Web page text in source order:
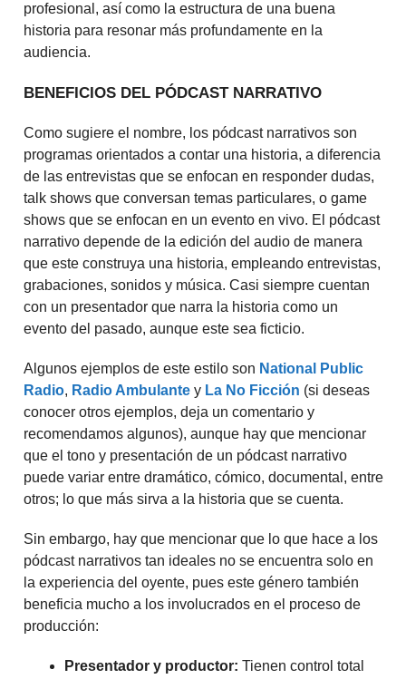
profesional, así como la estructura de una buena
historia para resonar más profundamente en la
audiencia.
BENEFICIOS DEL PÓDCAST NARRATIVO
Como sugiere el nombre, los pódcast narrativos son
programas orientados a contar una historia, a diferencia
de las entrevistas que se enfocan en responder dudas,
talk shows que conversan temas particulares, o game
shows que se enfocan en un evento en vivo. El pódcast
narrativo depende de la edición del audio de manera
que este construya una historia, empleando entrevistas,
grabaciones, sonidos y música. Casi siempre cuentan
con un presentador que narra la historia como un
evento del pasado, aunque este sea ficticio.
Algunos ejemplos de este estilo son National Public
Radio, Radio AmbulanteyLa No Ficción (si deseas
conocer otros ejemplos, deja un comentario y
recomendamos algunos), aunque hay que mencionar
que el tono y presentación de un pódcast narrativo
puede variar entre dramático, cómico, documental, entre
otros; lo que más sirva a la historia que se cuenta.
Sin embargo, hay que mencionar que lo que hace a los
pódcast narrativos tan ideales no se encuentra solo en
la experiencia del oyente, pues este género también
beneficia mucho a los involucrados en el proceso de
producción:
Presentador y productor: Tienen control total